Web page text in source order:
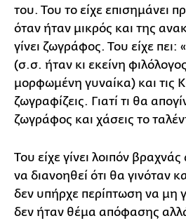
του. Του το είχε επισημάνει
όταν ήταν μικρός και της
γίνει ζωγράφος. Του είχε πει:
(σ.σ. ήταν κι εκείνη
μορφωμένη γυναίκα) και τις
ζωγραφίζεις. Γιατί τι θα
ζωγράφος και χάσεις το
Του είχε γίνει λοιπόν
να διανοηθεί ότι θα γινόταν
δεν υπήρχε περίπτωση να μη
δεν ήταν θέμα απόφασης